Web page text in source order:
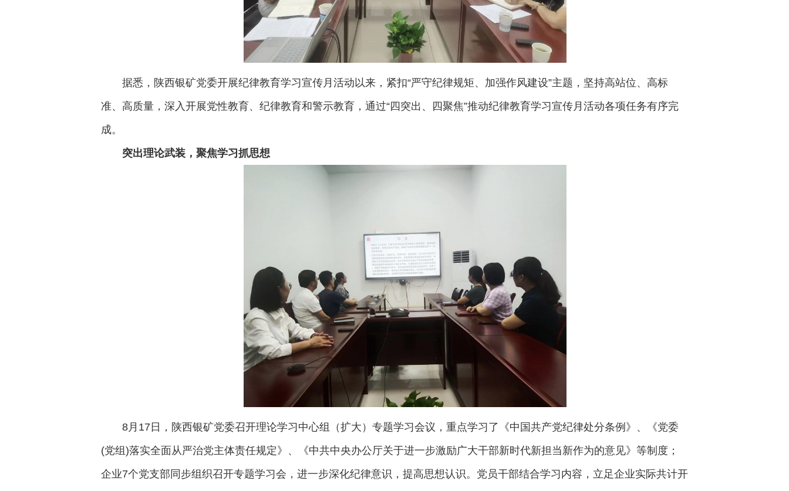
据悉，陕西银矿党委开展纪律教育学习宣传月活动以来，紧扣“严守纪律规矩、加强作风建设”主题，坚持高站位、高标
准、高质量，深入开展党性教育、纪律教育和警示教育，通过“四突出、四聚焦”推动纪律教育学习宣传月活动各项任务有序完
成。
突出理论武装，聚焦学习抓思想
8月17日，陕西银矿党委召开理论学习中心组（扩大）专题学习会议，重点学习了《中国共产党纪律处分条例》、《党委
(党组)落实全面从严治党主体责任规定》、《中共中央办公厅关于进一步激励广大干部新时代新担当新作为的意见》等制度；
企业7个党支部同步组织召开专题学习会，进一步深化纪律意识，提高思想认识。党员干部结合学习内容，立足企业实际共计开